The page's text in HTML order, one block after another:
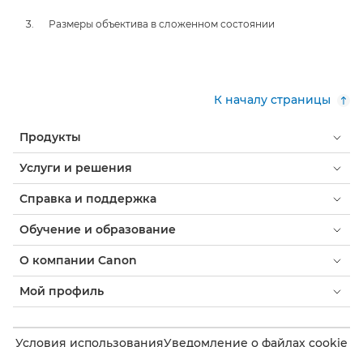
Размеры объектива в сложенном состоянии
К началу страницы
Продукты
Услуги и решения
Справка и поддержка
Обучение и образование
О компании Canon
Мой профиль
Условия использованияУведомление о файлах cookie